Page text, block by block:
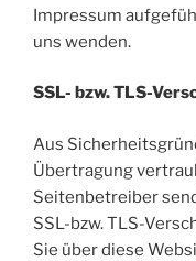
Impressum
uns wenden.
SSL- bzw. TLS-
Aus
Übertragung
Seitenbetreiber
SSL-bzw. TLS-
Sie über diese